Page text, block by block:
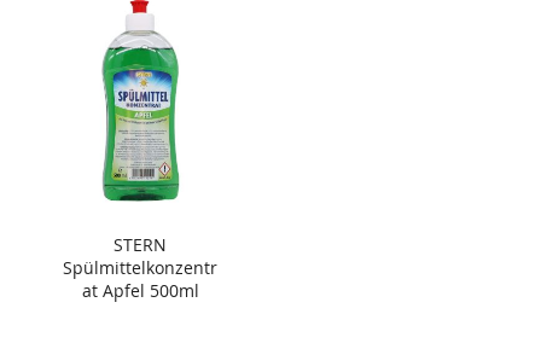
STERN
Spülmittelkonzentr
at Apfel 500ml